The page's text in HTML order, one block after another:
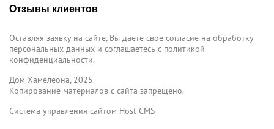
Отзывы клиентов
Оставляя заявку на сайте, Вы даете свое согласие на обработку
персональных данных и соглашаетесь c политикой
конфиденциальности.
Дом Хамелеона, 2025.
Копирование материалов с сайта запрещено.
Система управления сайтом Host CMS